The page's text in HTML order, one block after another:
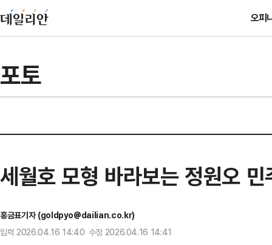
오피
포토
세월호 모형 바라보는 정원오
홍금표기자 (goldpyo@dailian.co.kr)
입력 2026.04.16 14:40 수정 2026.04.16 14:41